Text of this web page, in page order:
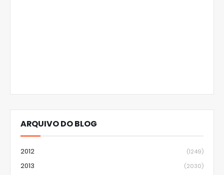
ARQUIVO DO BLOG
2012 (1249)
2013 (2030)